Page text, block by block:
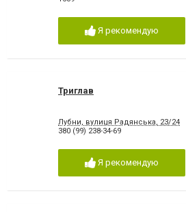
Я рекомендую
Триглав
Лубни, вулиця Радянська, 23/24
380 (99) 238-34-69
Я рекомендую